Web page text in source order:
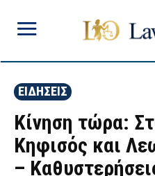
ΕΙΔΗΣΕΙΣ
Κίνηση τώρα:
Κηφισός και
–